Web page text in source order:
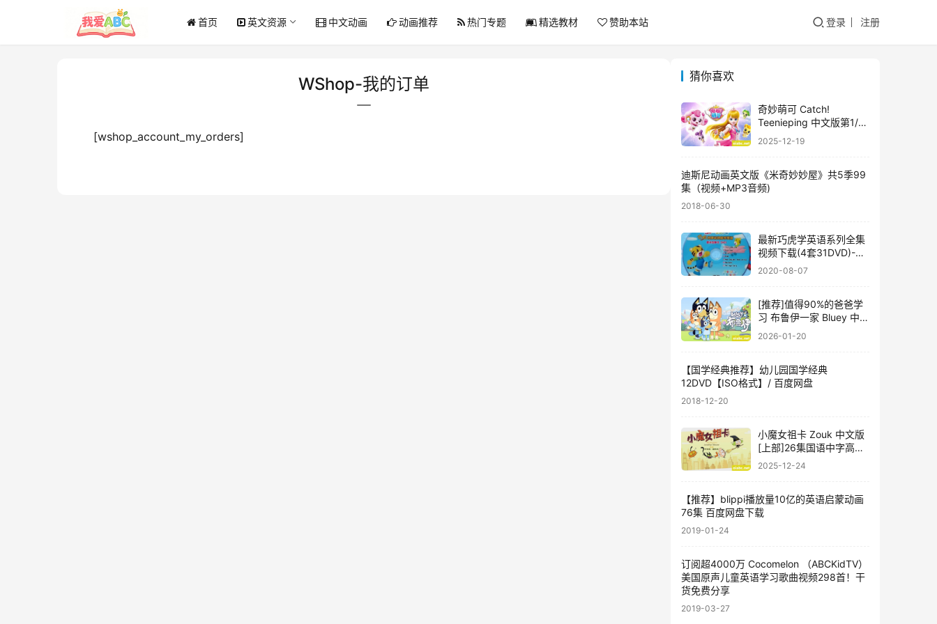
首页 英文资源 中文动画 动画推荐 热门专题 精选教材 赞助本站 登录 注册
WShop-我的订单
[wshop_account_my_orders]
猜你喜欢
奇妙萌可 Catch!
Teenieping 中文版第1/2
季全52集国语中字高清
2025-12-19
迪斯尼动画英文版《米奇妙妙屋》共5季99
集（视频+MP3音频)
2018-06-30
最新巧虎学英语系列全集
视频下载(4套31DVD)-巧
虎学英语全集abc/启蒙英
2020-08-07
[推荐]值得90%的爸爸学
习 布鲁伊一家 Bluey 中文
版动画片第1/2季全104集
2026-01-20
【国学经典推荐】幼儿园国学经典
12DVD【ISO格式】/ 百度网盘
2018-12-20
小魔女祖卡 Zouk 中文版
[上部]26集国语中字高清
1080P视频MP4网盘下载
2025-12-24
【推荐】blippi播放量10亿的英语启蒙动画
76集 百度网盘下载
2019-01-24
订阅超4000万 Cocomelon （ABCKidTV）
美国原声儿童英语学习歌曲视频298首！干
货免费分享
2019-03-27